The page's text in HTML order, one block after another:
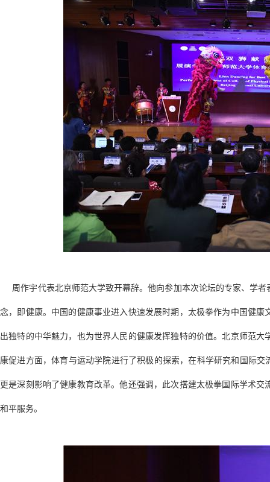
周作宇代表北京师范大学致开幕辞。他向参加本次论坛的专家、学
念，即健康。中国的健康事业进入快速发展时期，太极拳作为中国健
出独特的中华魅力，也为世界人民的健康发挥独特的价值。北京师范
康促进方面，体育与运动学院进行了积极的探索，在科学研究和国际
更是深刻影响了健康教育改革。他还强调，此次搭建太极拳国际学术
和平服务。